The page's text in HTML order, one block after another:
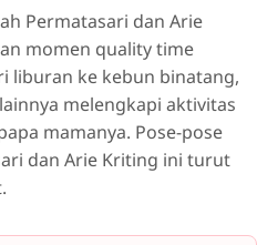
Permatasari dan Arie
momen quality time
liburan ke kebun binatang,
melengkapi aktivitas
mamanya. Pose-pose
dan Arie Kriting ini turut